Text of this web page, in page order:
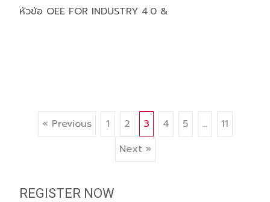
หัวข้อ OEE FOR INDUSTRY 4.0 &
Posts
navigation
« Previous 1 2 3 4 5 …
11
Next »
REGISTER NOW